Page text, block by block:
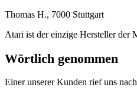
Thomas H., 7000 Stuttgart
Atari ist der einzige Hersteller der
Wörtlich genommen
Einer unserer Kunden rief uns